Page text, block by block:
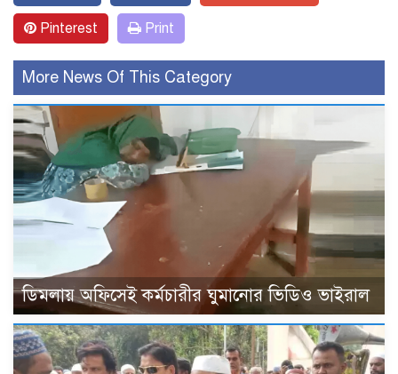
Pinterest Print
More News Of This Category
ডিমলায় অফিসেই কর্মচারীর ঘুমানোর ভিডিও ভাইরাল